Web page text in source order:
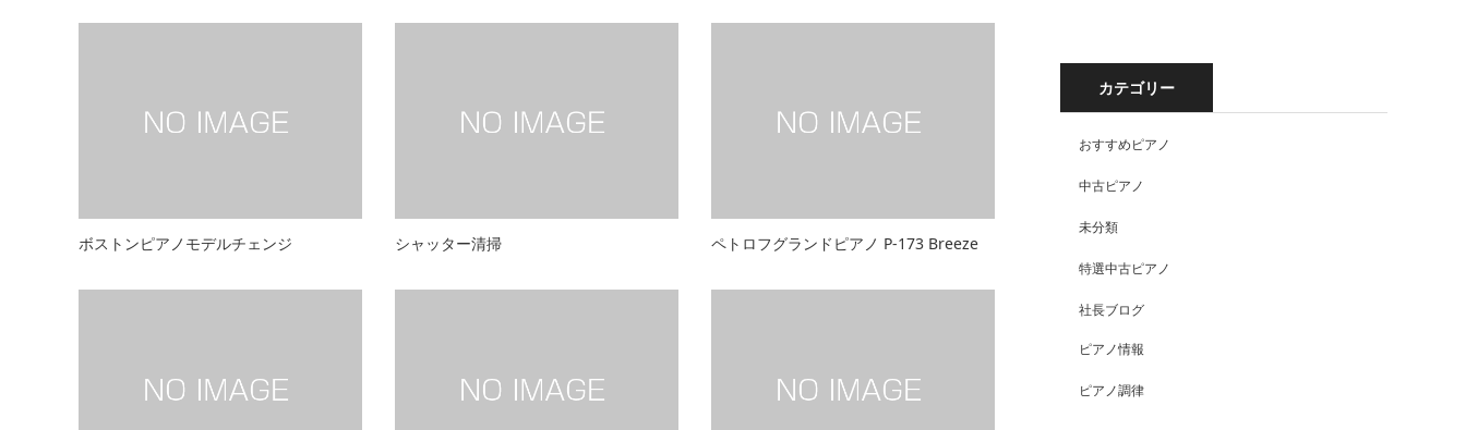
ボストンピアノモデルチェンジ シャッター清掃 ペトロフグランドピアノ P-173 Breeze
カテゴリー
おすすめピアノ
中古ピアノ
未分類
特選中古ピアノ
社長ブログ
ピアノ情報
ピアノ調律